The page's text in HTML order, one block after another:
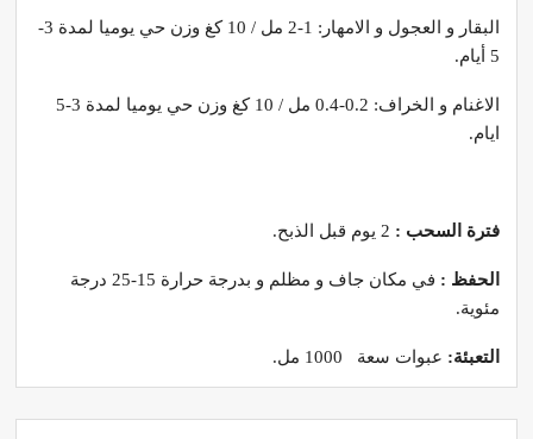
البقار و العجول و الامهار: 1-2 مل / 10 كغ وزن حي يوميا لمدة 3-
5 أيام.
الاغنام و الخراف: 0.2-0.4 مل / 10 كغ وزن حي يوميا لمدة 3-5
ايام.
فترة السحب :
الحفظ :
في مكان جاف و مظلم و بدرجة حرارة 15-25 درجة
مئوية.
التعبئة: عبوات سعة 1000 مل.